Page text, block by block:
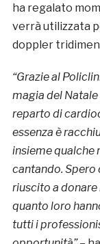
ha regalato
verrà utilizzata
doppler
“Grazie al
magia del
reparto di
essenza è
insieme qualche
cantando. Spero
riuscito a
quanto loro
tutti i